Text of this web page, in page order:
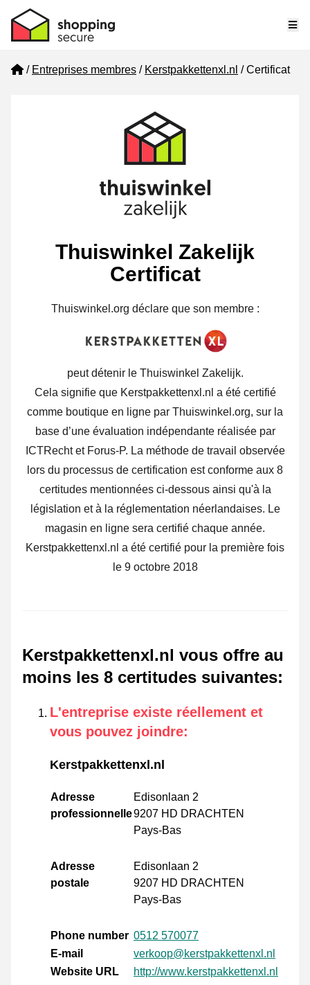
Home
Entreprises membres Kerstpakkettenxl.nl Certificat
Thuiswinkel Zakelijk
Certificat
Thuiswinkel.org déclare que son membre :
peut détenir le Thuiswinkel Zakelijk.
Cela signifie que Kerstpakkettenxl.nl a été certifié
comme boutique en ligne par Thuiswinkel.org, sur la
base d’une évaluation indépendante réalisée par
ICTRecht et Forus-P. La méthode de travail observée
lors du processus de certification est conforme aux 8
certitudes mentionnées ci-dessous ainsi qu'à la
législation et à la réglementation néerlandaises. Le
magasin en ligne sera certifié chaque année.
Kerstpakkettenxl.nl a été certifié pour la première fois
le 9 octobre 2018
Kerstpakkettenxl.nl vous offre au
moins les 8 certitudes suivantes:
L'entreprise existe réellement et
vous pouvez joindre:
Kerstpakkettenxl.nl
Adresse
professionnelle
Edisonlaan 2
9207 HD DRACHTEN
Pays-Bas
Adresse
postale
Edisonlaan 2
9207 HD DRACHTEN
Pays-Bas
Phone number 0512 570077
E-mail
verkoop@kerstpakkettenxl.nl
Website URL
http://www.kerstpakkettenxl.nl